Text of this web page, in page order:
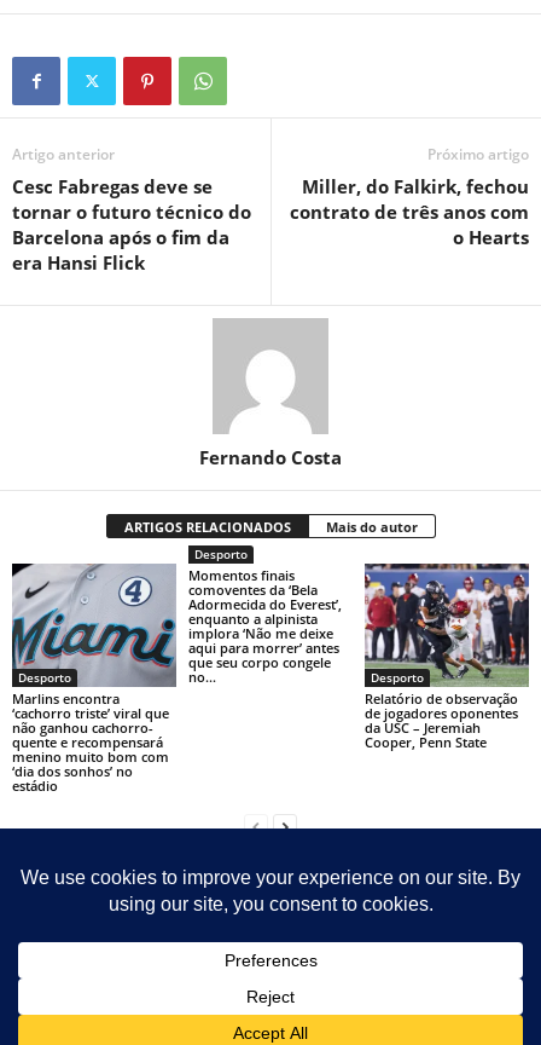
Artigo anterior
Cesc Fabregas deve se
tornar o futuro técnico do
Barcelona após o fim da
era Hansi Flick
Próximo artigo
Miller, do Falkirk, fechou
contrato de três anos com
o Hearts
Fernando Costa
ARTIGOS RELACIONADOS Mais do autor
Desporto
Marlins encontra
‘cachorro triste’ viral que
não ganhou cachorro-
quente e recompensará
menino muito bom com
‘dia dos sonhos’ no
estádio
Desporto
Momentos finais
comoventes da ‘Bela
Adormecida do Everest’,
enquanto a alpinista
implora ‘Não me deixe
aqui para morrer’ antes
que seu corpo congele
no...
Desporto
Relatório de observação
de jogadores oponentes
da USC – Jeremiah
Cooper, Penn State
Contact Sitemap
Sobre Nosotras